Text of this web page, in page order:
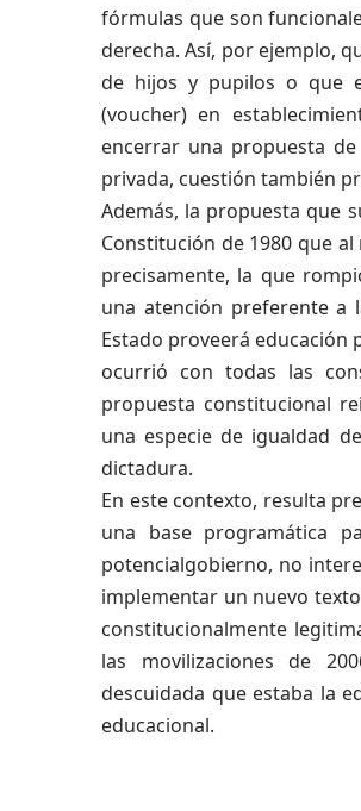
fórmulas que son
derecha. Así, por ejemplo,
de hijos y pupilos o que
(voucher) en
encerrar una propuesta
privada, cuestión también
Además, la propuesta que
Constitución de 1980 que
precisamente, la que
una atención preferente a
Estado proveerá
ocurrió con todas las
propuesta constitucional
una especie de igualdad
dictadura.
En este contexto, resulta
una base programática
potencialgobierno, no
implementar un nuevo
constitucionalmente
las movilizaciones de
descuidada que estaba la
educacional.